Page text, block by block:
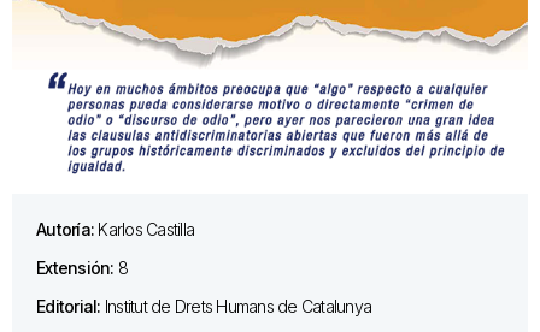
Autoría: Karlos Castilla
Extensión: 8
Editorial: Institut de Drets Humans de Catalunya